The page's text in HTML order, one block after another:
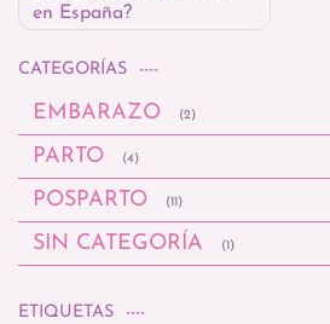
en España?
CATEGORÍAS
EMBARAZO (2)
PARTO (4)
POSPARTO (11)
SIN CATEGORÍA (1)
ETIQUETAS